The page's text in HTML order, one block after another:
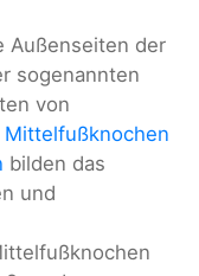
Außenseiten der
sogenannten
von
Mittelfußknochen
bilden das
und